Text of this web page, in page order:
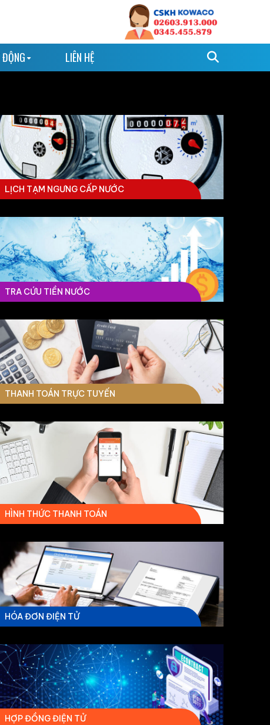
LIÊN HỆ
LỊCH TẠM NGƯNG CẤP NƯỚC
TRA CỨU TIỀN NƯỚC
THANH TOÁN TRỰC TUYẾN
HÌNH THỨC THANH TOÁN
HÓA ĐƠN ĐIỆN TỬ
HỢP ĐỒNG ĐIỆN TỬ